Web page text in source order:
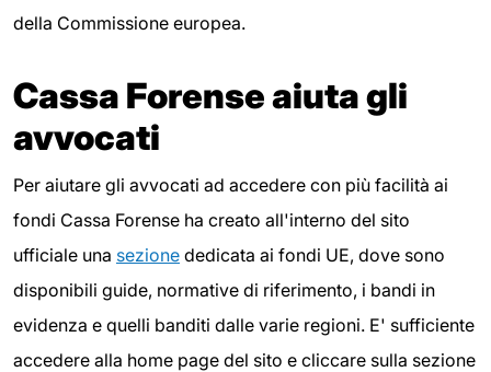
della Commissione europea.
Cassa Forense aiuta gli
avvocati
Per aiutare gli avvocati ad accedere con più facilità ai
fondi Cassa Forense ha creato all'interno del sito
ufficiale una sezione dedicata ai fondi UE, dove sono
disponibili guide, normative di riferimento, i bandi in
evidenza e quelli banditi dalle varie regioni. E' sufficiente
accedere alla home page del sito e cliccare sulla sezione